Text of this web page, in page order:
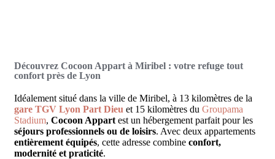
Découvrez Cocoon Appart à Miribel : votre refuge tout
confort près de Lyon
Idéalement situé dans la ville de Miribel, à 13 kilomètres de la
gare TGV Lyon Part Dieu et 15 kilomètres duGroupama
Stadium,Cocoon Appart est un hébergement parfait pour les
séjours professionnels ou de loisirs. Avec deux appartements
entièrement équipés, cette adresse combineconfort,
modernité et praticité.